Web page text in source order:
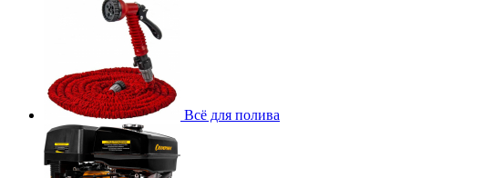
Всё для полива